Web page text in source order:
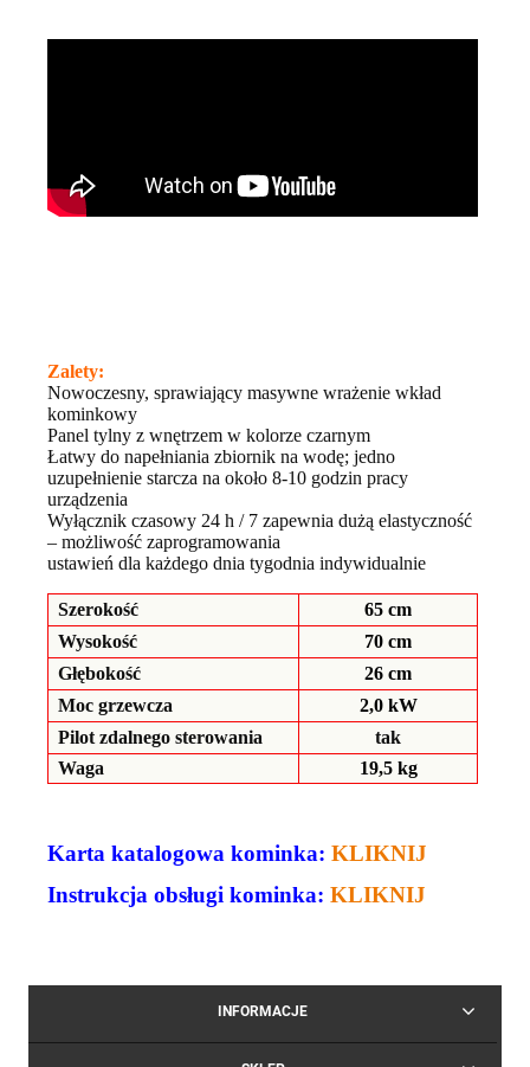
Zalety:
Nowoczesny, sprawiający masywne wrażenie wkład
kominkowy
Panel tylny z wnętrzem w kolorze czarnym
Łatwy do napełniania zbiornik na wodę; jedno
uzupełnienie starcza na około 8-10 godzin pracy
urządzenia
Wyłącznik czasowy 24 h / 7 zapewnia dużą elastyczność
– możliwość zaprogramowania
ustawień dla każdego dnia tygodnia indywidualnie
Szerokość
65 cm
Wysokość
70 cm
Głębokość
26 cm
Moc grzewcza
2,0 kW
Pilot zdalnego sterowania
tak
Waga
19,5 kg
Karta katalogowa kominka: KLIKNIJ
Instrukcja obsługi kominka: KLIKNIJ
INFORMACJE